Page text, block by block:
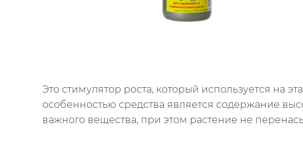
Это стимулятор роста, который используется на
особенностью средства является содержание
важного вещества, при этом растение не